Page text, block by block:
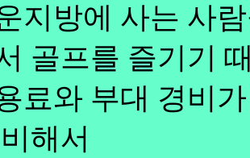
지방에 사는 사
골프를 즐기기
료와 부대 경비
해서